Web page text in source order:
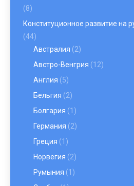
(8)
Конституционное развитие на
(44)
Австралия (2)
Австро-Венгрия (12)
Англия (5)
Бельгия (2)
Болгария (1)
Германия (2)
Греция (1)
Норвегия (2)
Румыния (1)